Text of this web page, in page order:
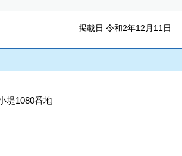
掲載日 令和2年12月11日
堤1080番地